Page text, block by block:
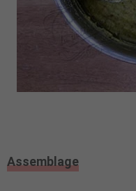
Assemblage